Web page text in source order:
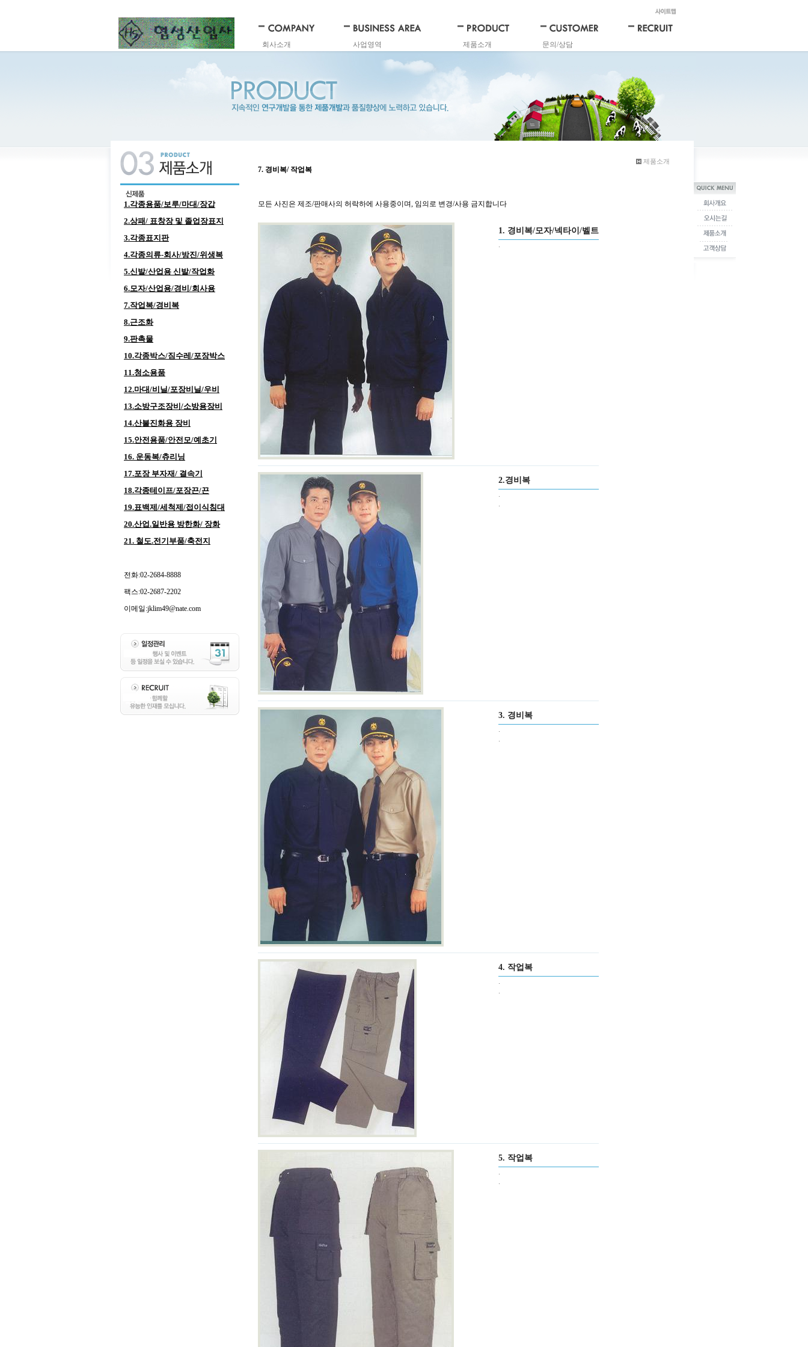
회사소개 사업영역 제품소개 문의/상담
1.각종용품/보루/마대/장갑
2.상패/ 표창장 및 졸업장표지
3.각종표지판
4.각종의류-회사/방진/위생복
5.신발/산업용 신발/작업화
6.모자/산업용/경비/회사용
7.작업복/경비복
8.근조화
9.판촉물
10.각종박스/짐수레/포장박스
11.청소용품
12.마대/비닐/포장비닐/우비
13.소방구조장비/소방용장비
14.산불진화용 장비
15.안전용품/안전모/예초기
16. 운동복/츄리닝
17.포장 부자재/ 결속기
18.각종테이프/포장끈/끈
19.표백제/세척제/접이식침대
20.산업.일반용 방한화/ 장화
21. 철도.전기부품/축전지
전화:02-2684-8888
팩스:02-2687-2202
이메일:jklim49@nate.com
제품소개
7. 경비복/ 작업복
모든 사진은 제조/판매사의 허락하에 사용중이며, 임의로 변경/사용 금지합니다
1. 경비복/모자/넥타이/벨트
.
2.경비복
.
.
3. 경비복
.
.
4. 작업복
.
.
5. 작업복
.
.